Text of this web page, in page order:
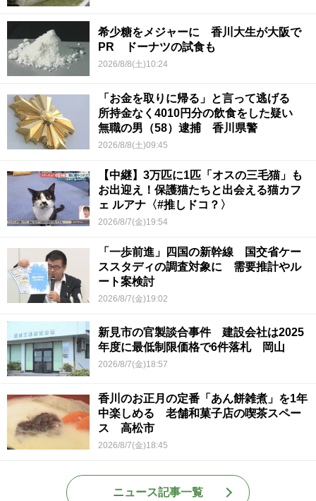
希少糖をメジャーに 香川大生が大阪で
PR ドーナツの試食も
2026/8/8(土)10:24
「お金を取りに帰る」と言って逃げる
所持金なく4010円分の飲食をした疑い
無職の男（58）逮捕 香川県警
2026/8/8(土)09:45
【中継】3万匹に1匹「オスの三毛猫」も
お出迎え！保護猫たちと出会える猫カフ
ェ ルアナ〈#推しドコ？〉
2026/8/7(金)19:54
「一歩前進」四国の新幹線 国交省ケー
ススタディの調査対象に 需要推計やル
ート案検討
2026/8/7(金)19:02
新見市の官製談合事件 建設会社は2025
年度に最低制限価格で6件落札 岡山
2026/8/7(金)18:57
香川のお正月の定番「あん餅雑煮」を1年
中楽しめる 老舗和菓子店の喫茶スペー
ス 高松市
2026/8/7(金)18:45
ニュース記事一覧